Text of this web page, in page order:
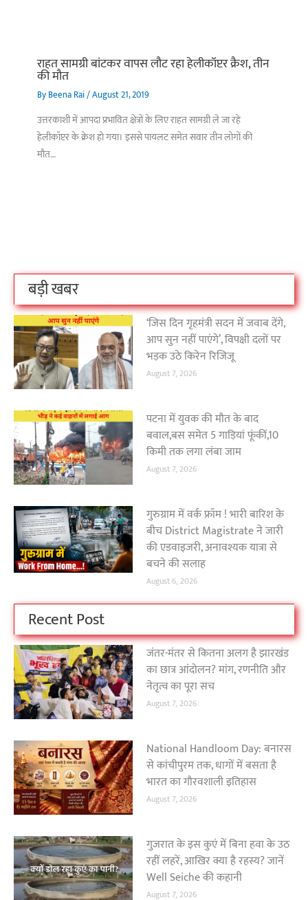
राहत सामग्री बांटकर वापस लौट रहा हेलीकॉप्टर क्रैश, तीन
की मौत
ByBeena Rai/August 21, 2019
उत्तरकाशी में आपदा प्रभावित क्षेत्रों के लिए राहत सामग्री ले जा रहे
हेलीकॉप्टर के क्रेश हो गया। इससे पायलट समेत सवार तीन लोगों की
मौत…
बड़ी खबर
‘जिस दिन गृहमंत्री सदन में जवाब देंगे,
आप सुन नहीं पाएंगे’, विपक्षी दलों पर
भड़क उठे किरेन रिजिजू
August 7, 2026
पटना में युवक की मौत के बाद
बवाल,बस समेत 5 गाड़ियां फूंकीं,10
किमी तक लगा लंबा जाम
August 7, 2026
गुरुग्राम में वर्क फ्रॉम ! भारी बारिश के
बीच District Magistrate ने जारी
की एडवाइजरी, अनावश्यक यात्रा से
बचने की सलाह
August 6, 2026
Recent Post
जंतर-मंतर से कितना अलग है झारखंड
का छात्र आंदोलन? मांग, रणनीति और
नेतृत्व का पूरा सच
August 7, 2026
National Handloom Day: बनारस
से कांचीपुरम तक, धागों में बसता है
भारत का गौरवशाली इतिहास
August 7, 2026
गुजरात के इस कुएं में बिना हवा के उठ
रहीं लहरें, आखिर क्या है रहस्य? जानें
Well Seiche की कहानी
August 7, 2026